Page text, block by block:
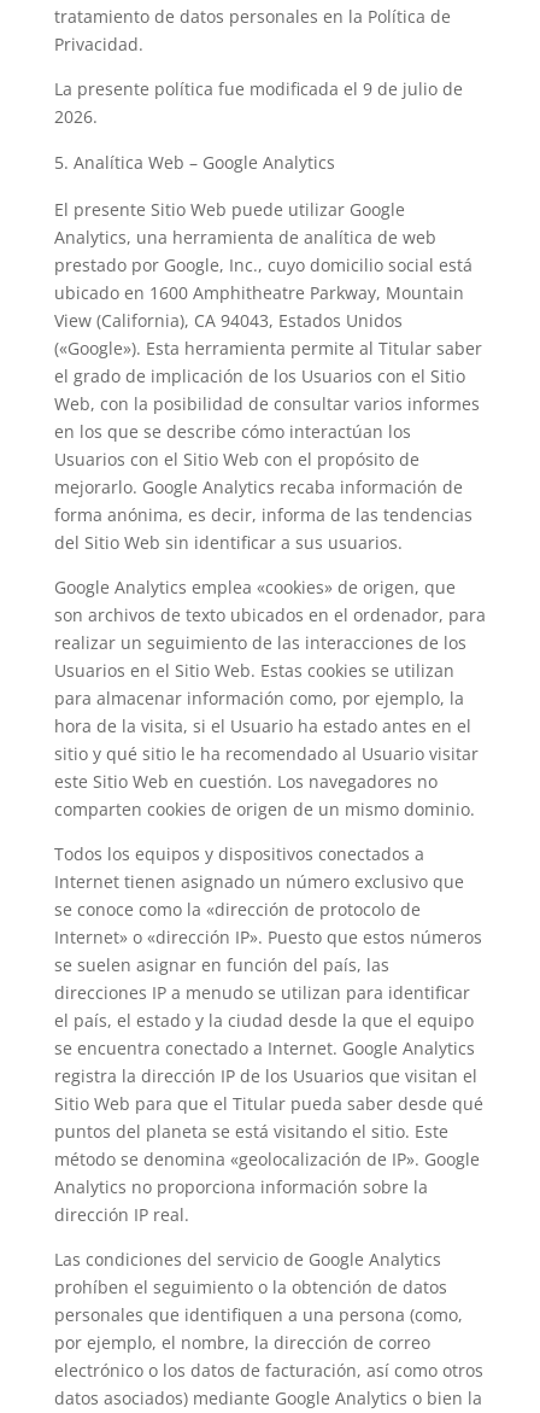
tratamiento de datos personales en la Política de
Privacidad.
La presente política fue modificada el 9 de julio de
2026.
Analítica Web – Google Analytics
El presente Sitio Web puede utilizar Google
Analytics, una herramienta de analítica de web
prestado por Google, Inc., cuyo domicilio social está
ubicado en 1600 Amphitheatre Parkway, Mountain
View (California), CA 94043, Estados Unidos
(«Google»). Esta herramienta permite al Titular saber
el grado de implicación de los Usuarios con el Sitio
Web, con la posibilidad de consultar varios informes
en los que se describe cómo interactúan los
Usuarios con el Sitio Web con el propósito de
mejorarlo. Google Analytics recaba información de
forma anónima, es decir, informa de las tendencias
del Sitio Web sin identificar a sus usuarios.
Google Analytics emplea «cookies» de origen, que
son archivos de texto ubicados en el ordenador, para
realizar un seguimiento de las interacciones de los
Usuarios en el Sitio Web. Estas cookies se utilizan
para almacenar información como, por ejemplo, la
hora de la visita, si el Usuario ha estado antes en el
sitio y qué sitio le ha recomendado al Usuario visitar
este Sitio Web en cuestión. Los navegadores no
comparten cookies de origen de un mismo dominio.
Todos los equipos y dispositivos conectados a
Internet tienen asignado un número exclusivo que
se conoce como la «dirección de protocolo de
Internet» o «dirección IP». Puesto que estos números
se suelen asignar en función del país, las
direcciones IP a menudo se utilizan para identificar
el país, el estado y la ciudad desde la que el equipo
se encuentra conectado a Internet. Google Analytics
registra la dirección IP de los Usuarios que visitan el
Sitio Web para que el Titular pueda saber desde qué
puntos del planeta se está visitando el sitio. Este
método se denomina «geolocalización de IP». Google
Analytics no proporciona información sobre la
dirección IP real.
Las condiciones del servicio de Google Analytics
prohíben el seguimiento o la obtención de datos
personales que identifiquen a una persona (como,
por ejemplo, el nombre, la dirección de correo
electrónico o los datos de facturación, así como otros
datos asociados) mediante Google Analytics o bien la